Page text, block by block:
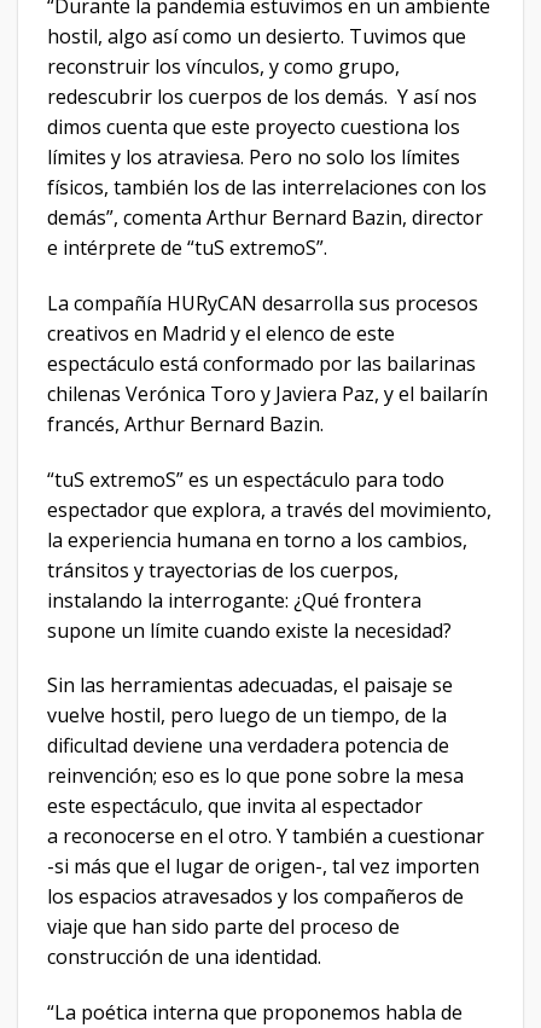
“Durante la pandemia estuvimos en un ambiente
hostil, algo así como un desierto. Tuvimos que
reconstruir los vínculos, y como grupo,
redescubrir los cuerpos de los demás. Y así nos
dimos cuenta que este proyecto cuestiona los
límites y los atraviesa. Pero no solo los límites
físicos, también los de las interrelaciones con los
demás”, comenta Arthur Bernard Bazin, director
e intérprete de “tuS extremoS”.
La compañía HURyCAN desarrolla sus procesos
creativos en Madrid y el elenco de este
espectáculo está conformado por las bailarinas
chilenas Verónica Toro y Javiera Paz, y el bailarín
francés, Arthur Bernard Bazin.
“tuS extremoS” es un espectáculo para todo
espectador que explora, a través del movimiento,
la experiencia humana en torno a los cambios,
tránsitos y trayectorias de los cuerpos,
instalando la interrogante: ¿Qué frontera
supone un límite cuando existe la necesidad?
Sin las herramientas adecuadas, el paisaje se
vuelve hostil, pero luego de un tiempo, de la
dificultad deviene una verdadera potencia de
reinvención; eso es lo que pone sobre la mesa
este espectáculo, que invita al espectador
a reconocerse en el otro. Y también a cuestionar
-si más que el lugar de origen-, tal vez importen
los espacios atravesados y los compañeros de
viaje que han sido parte del proceso de
construcción de una identidad.
“La poética interna que proponemos habla de